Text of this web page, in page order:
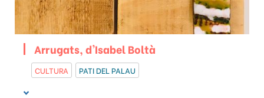
Arrugats, d'Isabel Boltà
CULTURA PATI DEL PALAU